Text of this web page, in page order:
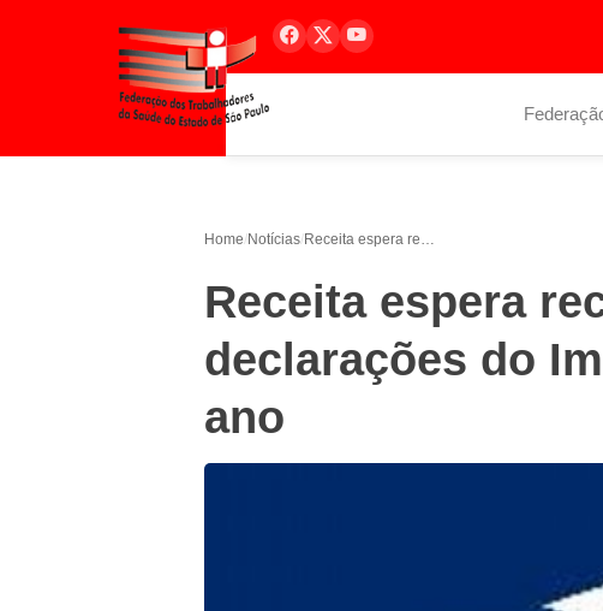
Home/Notícias/ Receita espera receber 28,3 milhões de declarações do Imposto de Renda este ano
Receita espera
declarações do
ano